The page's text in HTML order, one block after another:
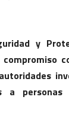
y
personas